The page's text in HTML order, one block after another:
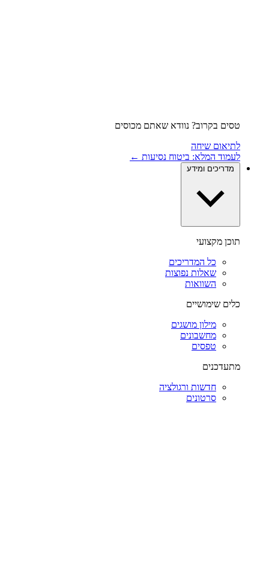
טסים בקרוב? נוודא שאתם מכוסים
לתיאום שיחה
לעמוד המלא: ביטוח נסיעות ←
מדריכים ומידע
תוכן מקצועי
כל המדריכים
שאלות נפוצות
השוואות
כלים שימושיים
מילון מושגים
מחשבונים
טפסים
מתעדכנים
חדשות ורגולציה
סרטונים